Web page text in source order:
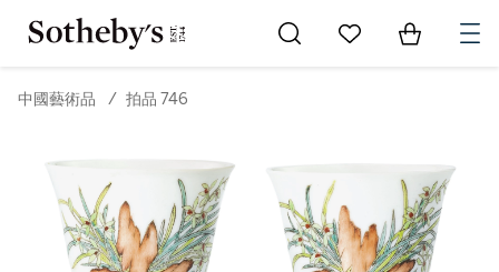
Go to My Favorites
Items in
中國藝術品 / 拍品 746